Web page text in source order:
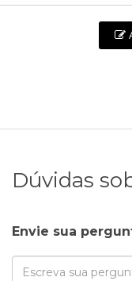
Dúvidas
Envie sua